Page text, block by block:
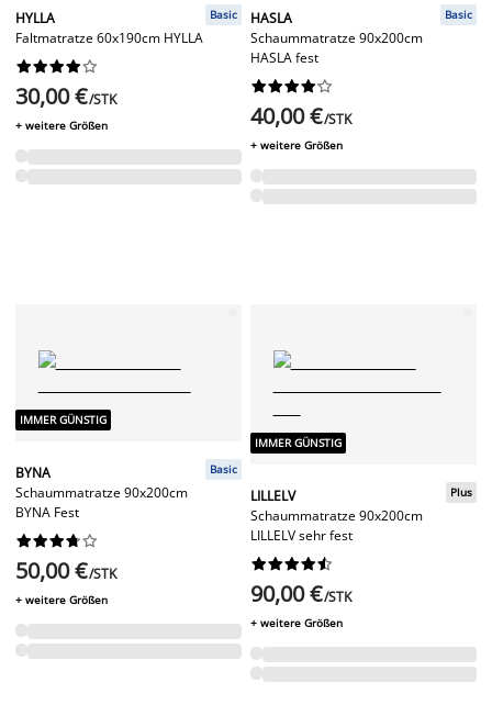
HYLLA
Faltmatratze 60x190cm HYLLA
Basic






30,00 €/STK
+ weitere Größen
HASLA
Schaummatratze 90x200cm
HASLA fest
Basic






40,00 €/STK
+ weitere Größen
IMMER GÜNSTIG
BYNA
Schaummatratze 90x200cm
BYNA Fest
Basic






50,00 €/STK
+ weitere Größen
IMMER GÜNSTIG
LILLELV
Schaummatratze 90x200cm
LILLELV sehr fest
Plus






90,00 €/STK
+ weitere Größen